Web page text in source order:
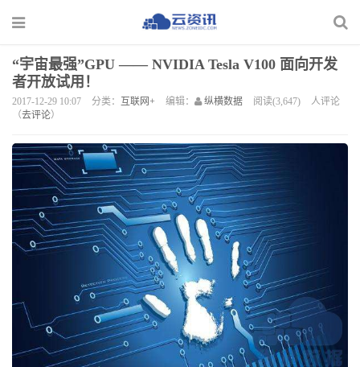
“宇宙最强”GPU —— NVIDIA Tesla V100 面向开发
者开放试用！
2017-12-29 10:07 分类： 互联网+ 编辑： 纵横数据 阅读(3,647)
人评论
（去评论）